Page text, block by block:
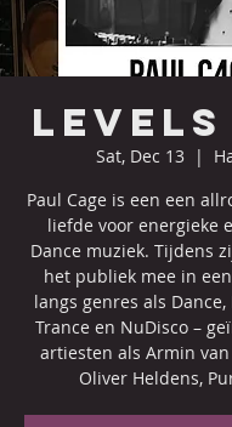
Sat, Dec 13
  |
Paul Cage is een een
liefde voor energieke
Dance muziek. Tijdens
het publiek mee in
langs genres als
Trance en NuDisco –
artiesten als Armin
Oliver Heldens,